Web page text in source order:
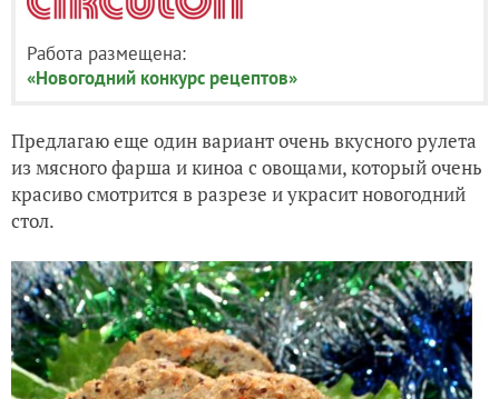
Работа размещена:
«Новогодний конкурс рецептов»
Предлагаю еще один вариант очень вкусного рулета
из мясного фарша и киноа с овощами, который очень
красиво смотрится в разрезе и украсит новогодний
стол.